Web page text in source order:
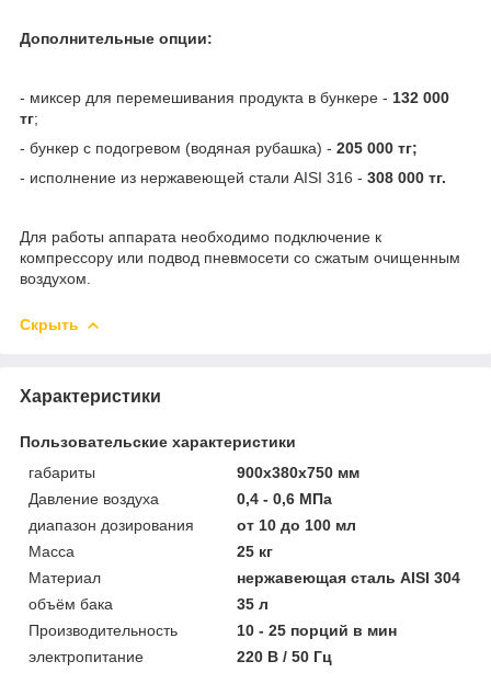
Дополнительные опции:
- миксер для перемешивания продукта в бункере - 132 000
тг;
- бункер с подогревом (водяная рубашка) - 205 000 тг;
- исполнение из нержавеющей стали AISI 316 - 308 000 тг.
Для работы аппарата необходимо подключение к
компрессору или подвод пневмосети со сжатым очищенным
воздухом.
Скрыть
Характеристики
Пользовательские характеристики
габариты
900х380х750 мм
Давление воздуха
0,4 - 0,6 МПа
диапазон дозирования
от 10 до 100 мл
Масса
25 кг
Материал
нержавеющая сталь AISI 304
объём бака
35 л
Производительность
10 - 25 порций в мин
электропитание
220 В / 50 Гц